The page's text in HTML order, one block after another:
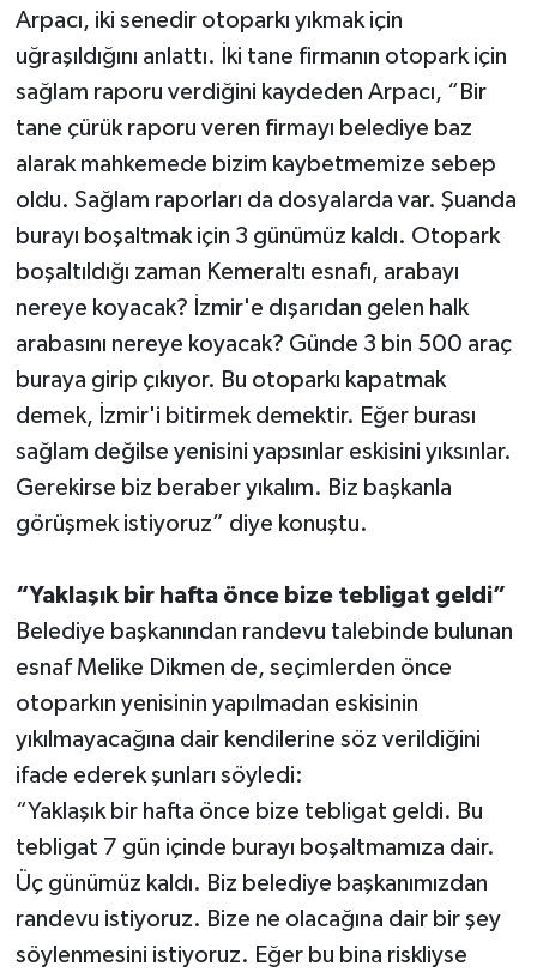
Arpacı, iki senedir otoparkı yıkmak için
uğraşıldığını anlattı. İki tane firmanın otopark için
sağlam raporu verdiğini kaydeden Arpacı, “Bir
tane çürük raporu veren firmayı belediye baz
alarak mahkemede bizim kaybetmemize sebep
oldu. Sağlam raporları da dosyalarda var. Şuanda
burayı boşaltmak için 3 günümüz kaldı. Otopark
boşaltıldığı zaman Kemeraltı esnafı, arabayı
nereye koyacak? İzmir'e dışarıdan gelen halk
arabasını nereye koyacak? Günde 3 bin 500 araç
buraya girip çıkıyor. Bu otoparkı kapatmak
demek, İzmir'i bitirmek demektir. Eğer burası
sağlam değilse yenisini yapsınlar eskisini yıksınlar.
Gerekirse biz beraber yıkalım. Biz başkanla
görüşmek istiyoruz” diye konuştu.
“Yaklaşık bir hafta önce bize tebligat geldi”
Belediye başkanından randevu talebinde bulunan
esnaf Melike Dikmen de, seçimlerden önce
otoparkın yenisinin yapılmadan eskisinin
yıkılmayacağına dair kendilerine söz verildiğini
ifade ederek şunları söyledi:
“Yaklaşık bir hafta önce bize tebligat geldi. Bu
tebligat 7 gün içinde burayı boşaltmamıza dair.
Üç günümüz kaldı. Biz belediye başkanımızdan
randevu istiyoruz. Bize ne olacağına dair bir şey
söylenmesini istiyoruz. Eğer bu bina riskliyse